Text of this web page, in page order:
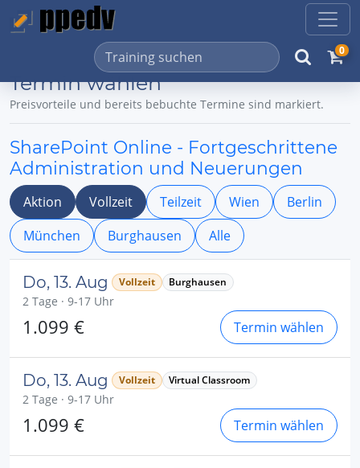
0
Termin wählen
Preisvorteile und bereits bebuchte Termine sind markiert.
SharePoint Online - Fortgeschrittene
Administration und Neuerungen
Aktion Vollzeit Teilzeit Wien
Berlin
München
Burghausen Alle
Do, 13. Aug Vollzeit Burghausen
2 Tage · 9-17 Uhr
1.099 € Termin wählen
Do, 13. Aug Vollzeit Virtual Classroom
2 Tage · 9-17 Uhr
1.099 € Termin wählen